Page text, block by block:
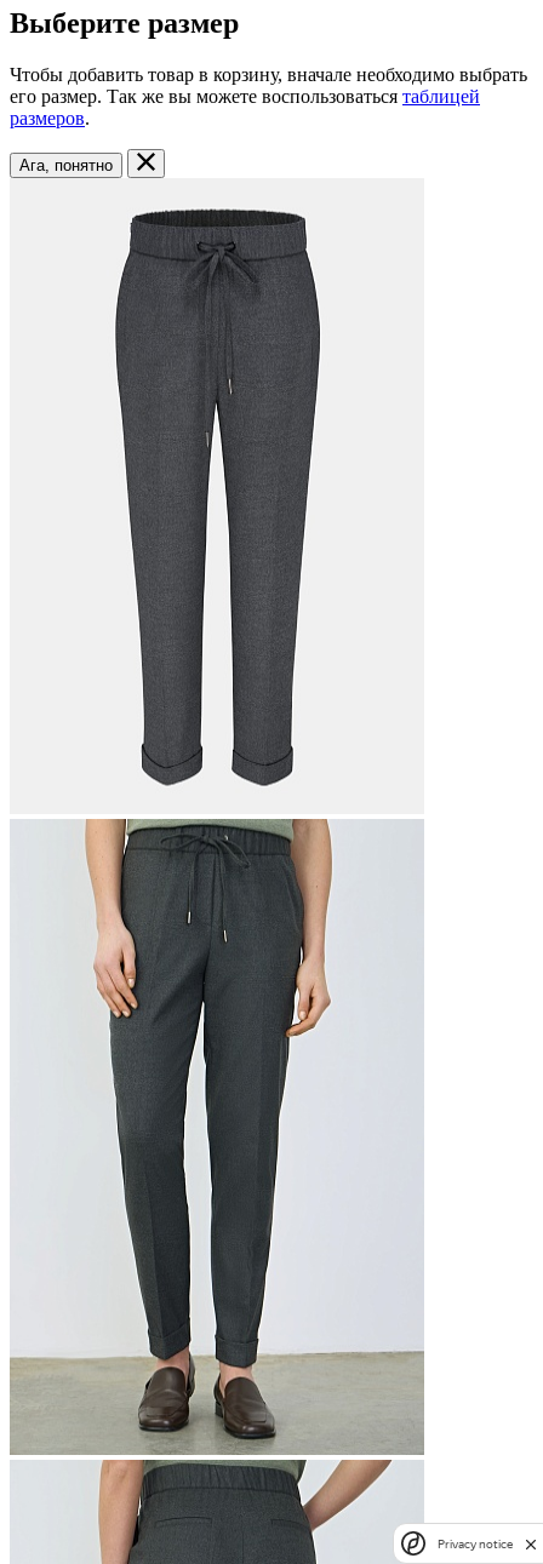
Выберите размер
Чтобы добавить товар в корзину, вначале необходимо выбрать
его размер. Так же вы можете воспользоваться таблицей
размеров.
Ага, понятно
Privacy notice